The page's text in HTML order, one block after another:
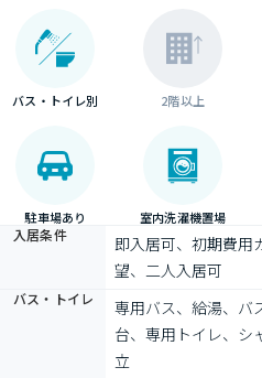
バス・トイレ別 2階以上
駐車場あり 室内洗濯機置場
入居条件
即入居可、初期費用
望、二人入居可
バス・トイレ
専用バス、給湯、バ
台、専用トイレ、シ
立